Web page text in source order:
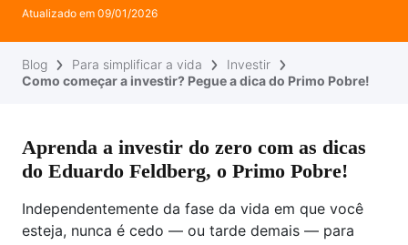
Atualizado em 09/01/2026
Blog Para simplificar a vida
Investir
Como começar a investir? Pegue a dica do Primo Pobre!
Aprenda a investir do zero com as dicas
do Eduardo Feldberg, o Primo Pobre!
Independentemente da fase da vida em que você
esteja, nunca é cedo — ou tarde demais — para